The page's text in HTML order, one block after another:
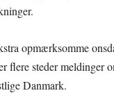
opmærksomme
flere steder meldinger
Danmark.